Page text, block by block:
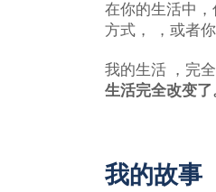
在你的生活中
方式， ，或者
我的生活 ，完
生活完全改变了
我的故事